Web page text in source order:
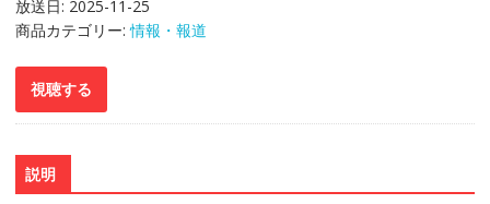
放送日: 2025-11-25
商品カテゴリー:情報・報道
説明